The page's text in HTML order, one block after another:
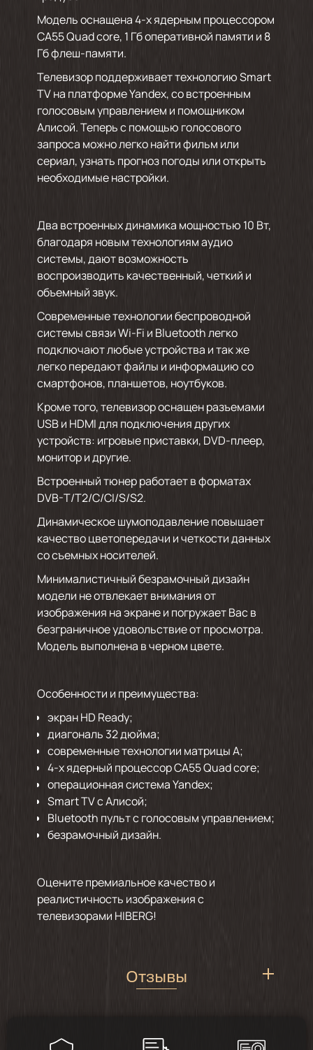
Модель оснащена 4-х ядерным процессором
CA55 Quad core, 1 Гб оперативной памяти и 8
Гб флеш-памяти.
Телевизор поддерживает технологию Smart
TV на платформе Yandex, со встроенным
голосовым управлением и помощником
Алисой. Теперь с помощью голосового
запроса можно легко найти фильм или
сериал, узнать прогноз погоды или открыть
необходимые настройки.
Два встроенных динамика мощностью 10 Вт,
благодаря новым технологиям аудио
системы, дают возможность
воспроизводить качественный, четкий и
объемный звук.
Современные технологии беспроводной
системы связи Wi-Fi и Bluetooth легко
подключают любые устройства и так же
легко передают файлы и информацию со
смартфонов, планшетов, ноутбуков.
Кроме того, телевизор оснащен разъемами
USB и HDMI для подключения других
устройств: игровые приставки, DVD-плеер,
монитор и другие.
Встроенный тюнер работает в форматах
DVB-T/T2/C/СI/S/S2.
Динамическое шумоподавление повышает
качество цветопередачи и четкости данных
со съемных носителей.
Минималистичный безрамочный дизайн
модели не отвлекает внимания от
изображения на экране и погружает Вас в
безграничное удовольствие от просмотра.
Модель выполнена в черном цвете.
Особенности и преимущества:
экран HD Ready;
диагональ 32 дюйма;
современные технологии матрицы А;
4-х ядерный процессор CA55 Quad core;
операционная система Yandex;
Smart TV с Алисой;
Bluetooth пульт с голосовым управлением;
безрамочный дизайн.
Оцените премиальное качество и
реалистичность изображения с
телевизорами HIBERG!
Отзывы